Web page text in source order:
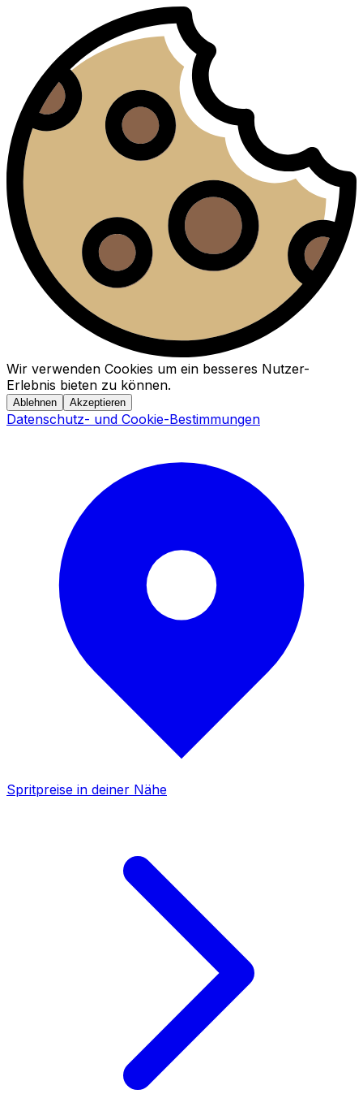
Wir verwenden Cookies um ein besseres Nutzer-
Erlebnis bieten zu können.
Ablehnen Akzeptieren
Datenschutz- und Cookie-Bestimmungen
Spritpreise in deiner Nähe